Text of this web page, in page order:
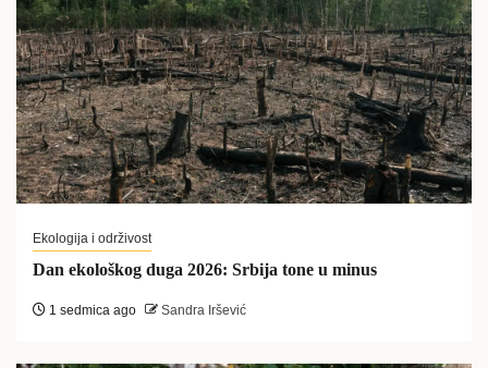
Ekologija i održivost
Dan ekološkog duga 2026: Srbija tone u minus
1 sedmica ago Sandra Iršević